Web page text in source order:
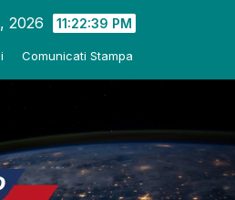
2026 11:22:40 PM
Comunicati Stampa